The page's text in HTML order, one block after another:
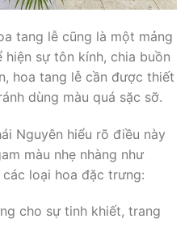
tang lễ cũng là một mảng
sự tôn kính, chia buồn
hoa tang lễ cần được thiết
dùng màu quá sặc sỡ.
Nguyên hiểu rõ điều này
màu nhẹ nhàng như
loại hoa đặc trưng:
cho sự tinh khiết, trang